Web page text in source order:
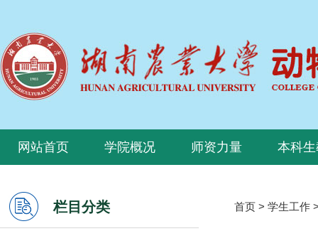
网站首页 学院概况 师资力量 本科
栏目分类 首页 > 学生工作